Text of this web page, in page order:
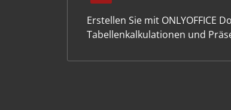
Erstellen Sie mit ONLYOFFICE
Tabellenkalkulationen und